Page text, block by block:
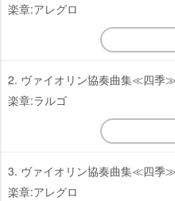
楽章:アレグロ
2. ヴァイオリン協奏曲集≪四季
楽章:ラルゴ
3. ヴァイオリン協奏曲集≪四季
楽章:アレグロ